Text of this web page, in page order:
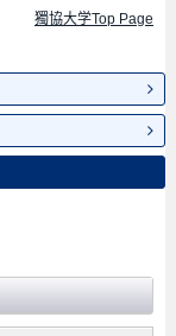
獨協大学Top Page